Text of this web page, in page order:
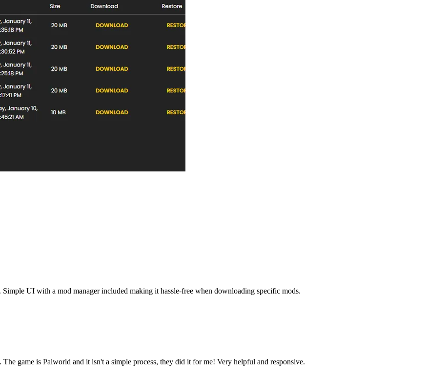
UI with a mod manager included making it hassle-free when downloading specific mods.
game is Palworld and it isn't a simple process, they did it for me! Very helpful and responsive.